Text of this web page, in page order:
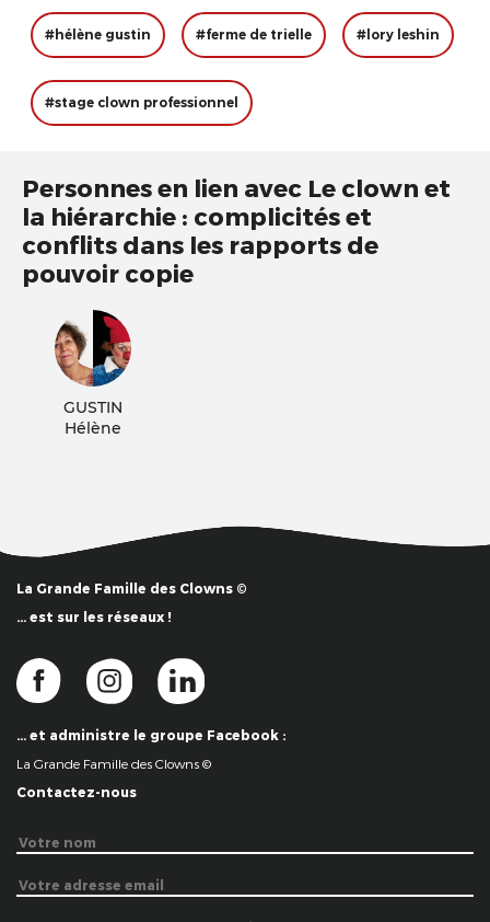
#hélène gustin #ferme de trielle #lory leshin
#stage clown professionnel
Personnes en lien avec Le clown et
la hiérarchie : complicités et
conflits dans les rapports de
pouvoir copie
GUSTIN
Hélène
La Grande Famille des Clowns ©
… est sur les réseaux !
… et administre le groupe Facebook :
La Grande Famille des Clowns ©
Contactez-nous